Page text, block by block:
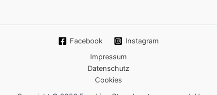
Facebook
Instagram
Impressum
Datenschutz
Cookies